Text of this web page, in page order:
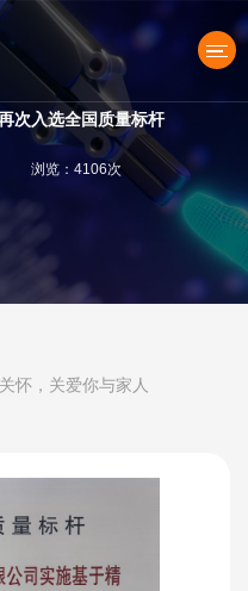
产品中心
次入选全国质量标杆
浏览：4106次
怀，关爱你与家人